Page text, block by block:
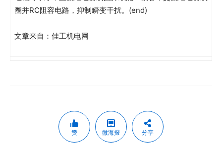
圈并RC阻容电路，抑制瞬变干扰。(end)
文章来自：佳工机电网
赞 微海报 分享